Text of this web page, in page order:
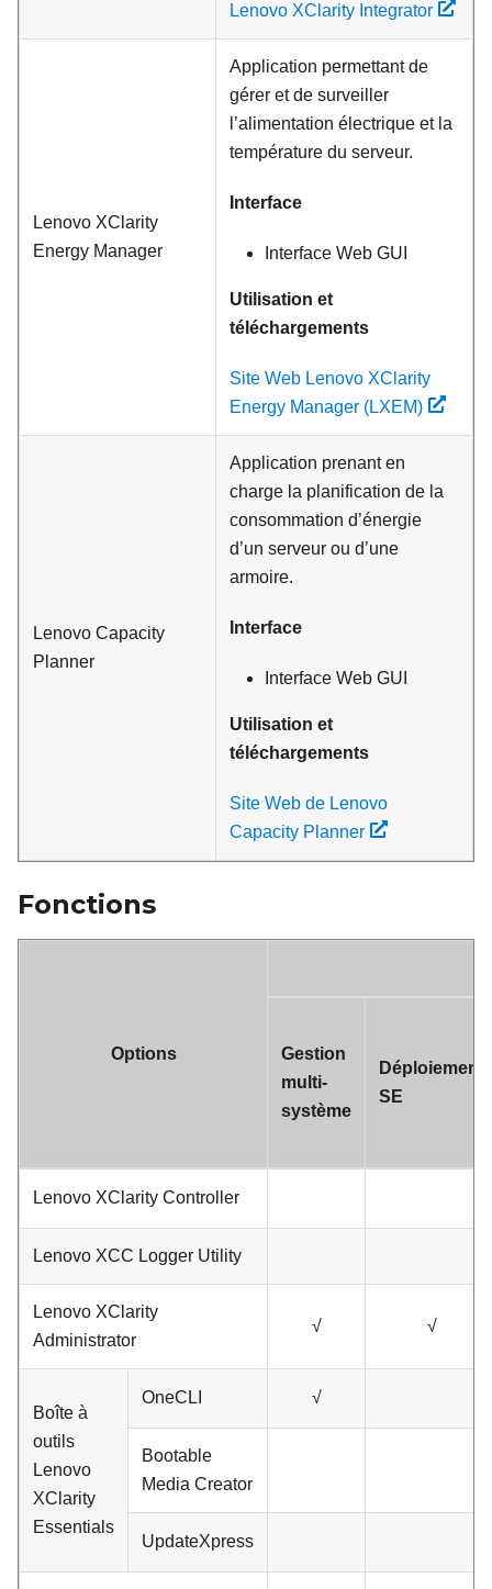
Lenovo XClarity Integrator
Lenovo XClarity
Energy Manager
Application permettant de
gérer et de surveiller
l’alimentation électrique et la
température du serveur.
Interface
Interface Web GUI
Utilisation et
téléchargements
Site Web Lenovo XClarity
Energy Manager (LXEM)
Lenovo Capacity
Planner
Application prenant en
charge la planification de la
consommation d’énergie
d’un serveur ou d’une
armoire.
Interface
Interface Web GUI
Utilisation et
téléchargements
Site Web de Lenovo
Capacity Planner
Fonctions
Options
Gestion
multi-
système
Déploiement
SE
Lenovo XClarity Controller
Lenovo XCC Logger Utility
Lenovo XClarity
Administrator
√ √
Boîte à
outils
Lenovo
XClarity
Essentials
OneCLI √
Bootable
Media Creator
UpdateXpress